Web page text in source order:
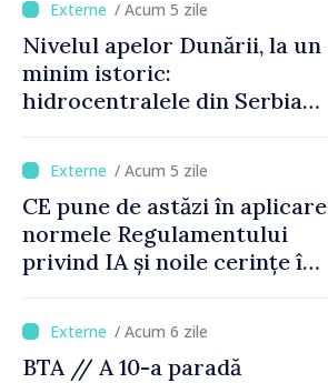
Oradea
/ Acum 5 zile
Nivelul apelor Dunării, la un
minim istoric:
hidrocentralele din Serbia
capacitate
/ Acum 5 zile
CE pune de astăzi în aplicare
normele Regulamentului
privind IA și noile cerințe în
/ Acum 6 zile
BTA // A 10-a paradă